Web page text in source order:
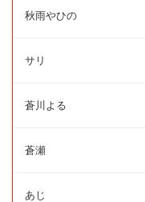
秋雨やひの
サリ
蒼川よる
蒼瀬
あじ